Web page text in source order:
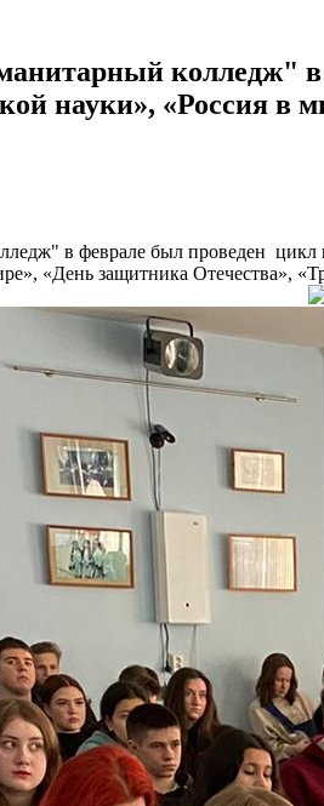
колледж" в
науки», «Россия в
в феврале был проведен цикл
«День защитника Отечества»,